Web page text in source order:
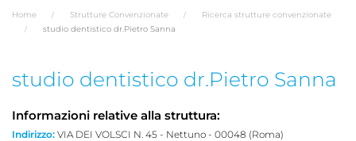
Home Strutture Convenzionate
Ricerca strutture convenzionate
studio dentistico dr.Pietro Sanna
studio dentistico dr.Pietro Sanna
Informazioni relative alla struttura:
Indirizzo: VIA DEI VOLSCI N. 45 - Nettuno - 00048 (Roma)